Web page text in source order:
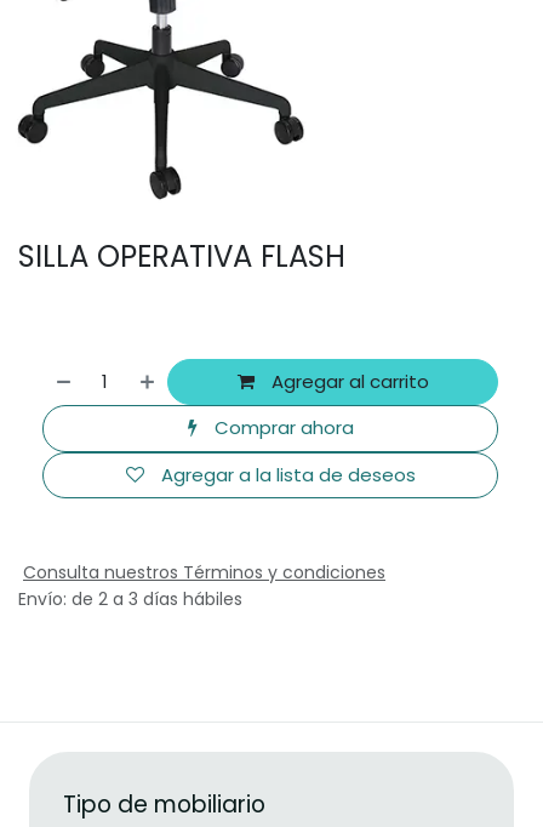
SILLA OPERATIVA FLASH
Agregar al carrito
Comprar ahora
Agregar a la lista de deseos
Consulta nuestros Términos y condiciones
Envío: de 2 a 3 días hábiles
Tipo de mobiliario